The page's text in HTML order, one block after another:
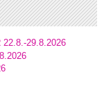
29.8.2026